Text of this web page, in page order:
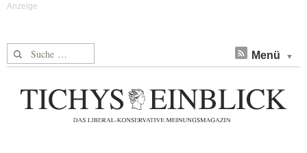
Suche nach: Menü